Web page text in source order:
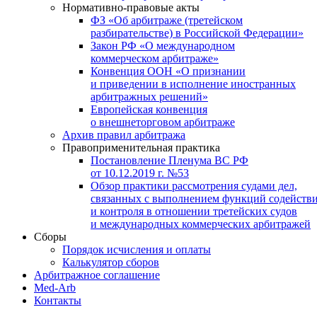
Нормативно-правовые акты
ФЗ «Об арбитраже (третейском
разбирательстве) в Российской Федерации»
Закон РФ «О международном
коммерческом арбитраже»
Конвенция ООН «О признании
и приведении в исполнение иностранных
арбитражных решений»
Европейская конвенция
о внешнеторговом арбитраже
Архив правил арбитража
Правоприменительная практика
Постановление Пленума ВС РФ
от 10.12.2019 г. №53
Обзор практики рассмотрения судами дел,
связанных с выполнением функций
и контроля в отношении третейских судов
и международных коммерческих арбитражей
Сборы
Порядок исчисления и оплаты
Калькулятор сборов
Арбитражное соглашение
Med-Arb
Контакты